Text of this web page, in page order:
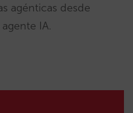
agénticas desde
IA.